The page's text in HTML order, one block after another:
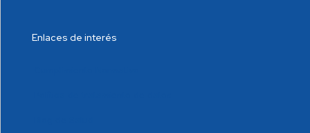
Enlaces de interés